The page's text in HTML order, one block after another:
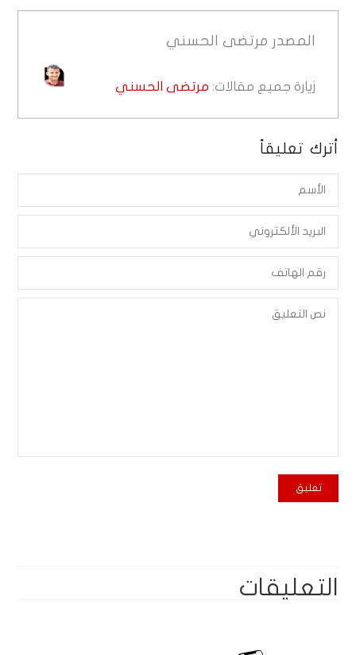
المصدر مرتضى الحسني
زيارة جميع مقالات: مرتضى الحسني
أترك تعليقاً
التعليقات